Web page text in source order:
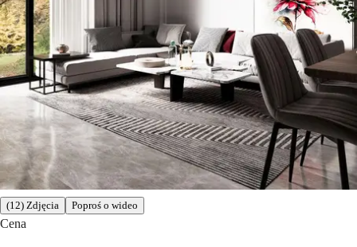
(12) Zdjęcia Poproś o wideo
Cena